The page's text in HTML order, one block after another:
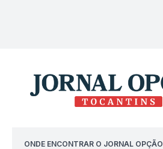
ONDE ENCONTRAR O JORNAL OPÇÃO